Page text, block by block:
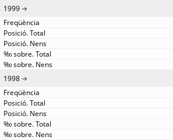
1999
1998